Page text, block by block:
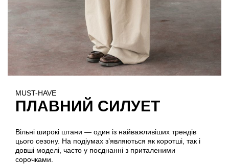
MUST-HAVE
ПЛАВНИЙ СИЛУЕТ
Вільні широкі штани — один із найважливіших трендів
цього сезону. На подіумах з’являються як коротші, так і
довші моделі, часто у поєднанні з приталеними
сорочками.